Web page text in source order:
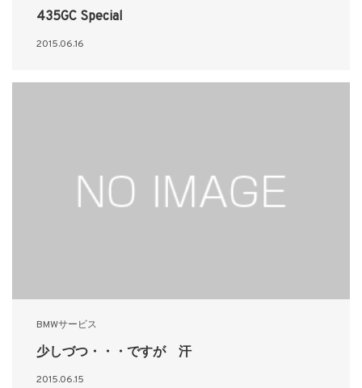
435GC Special
2015.06.16
BMWサービス
少しづつ・・・ですが 汗
2015.06.15